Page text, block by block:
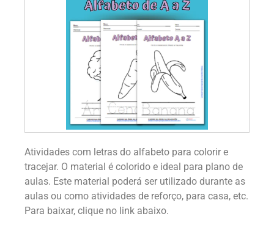
Atividades com letras do alfabeto para colorir e
tracejar. O material é colorido e ideal para plano de
aulas. Este material poderá ser utilizado durante as
aulas ou como atividades de reforço, para casa, etc.
Para baixar, clique no link abaixo.